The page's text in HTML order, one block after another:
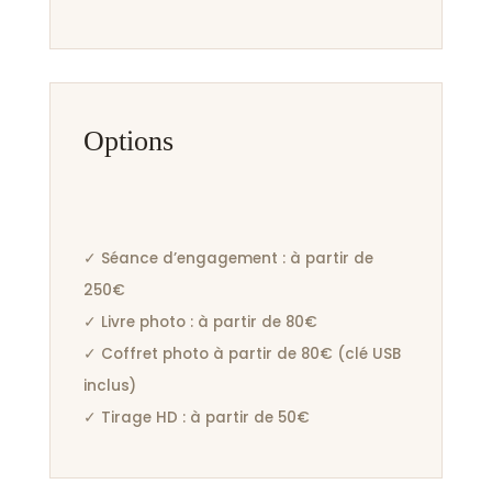
Options
✓ Séance d’engagement : à partir de
250€
✓ Livre photo : à partir de 80€
✓ Coffret photo à partir de 80€ (clé USB
inclus)
✓ Tirage HD : à partir de 50€